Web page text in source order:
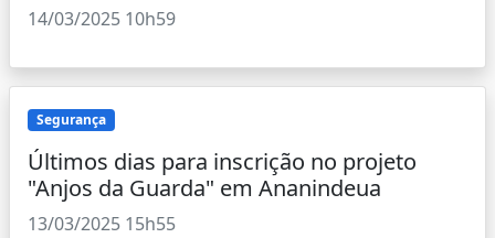
14/03/2025 10h59
Segurança
Últimos dias para inscrição no projeto
"Anjos da Guarda" em Ananindeua
13/03/2025 15h55